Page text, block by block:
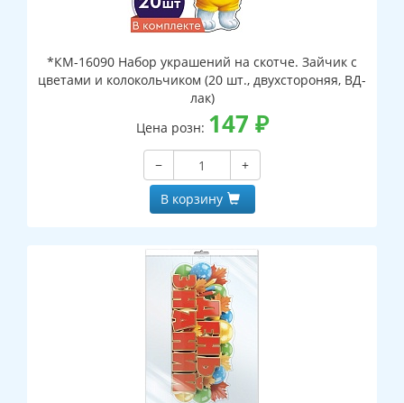
*КМ-16090 Набор украшений на скотче. Зайчик с
цветами и колокольчиком (20 шт., двухстороняя, ВД-
лак)
Цена розн: 147 ₽
−
+
В корзину